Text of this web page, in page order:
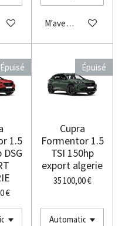
M'avertir si
Épuisé
1.5
DSG
€
Épuisé
Cupra
Formentor 1.5
TSI 150hp
export algerie
35 100,00 €